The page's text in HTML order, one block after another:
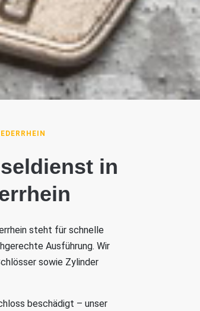
in
steht für schnelle
Ausführung. Wir
sowie Zylinder
beschädigt – unser